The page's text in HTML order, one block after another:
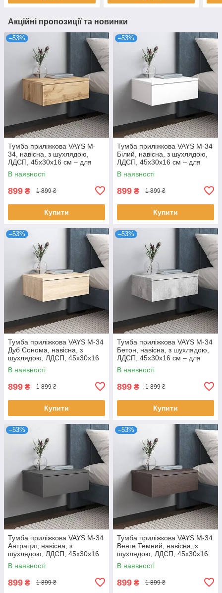
Акційні пропозиції та новинки
–53%
Тумба приліжкова VAYS M-
34, навісна, з шухлядою,
ЛДСП, 45х30х16 см – для
спальні
В наявності
899 ₴ 1 899 ₴
Купити
–53%
Тумба приліжкова VAYS M-34
Білий, навісна, з шухлядою,
ЛДСП, 45х30х16 см – для
спальні
В наявності
899 ₴ 1 899 ₴
Купити
–53%
Тумба приліжкова VAYS M-34
Дуб Сонома, навісна, з
шухлядою, ЛДСП, 45х30х16
см – для спальні
В наявності
899 ₴ 1 899 ₴
Купити
–53%
Тумба приліжкова VAYS M-34
Бетон, навісна, з шухлядою,
ЛДСП, 45х30х16 см – для
спальні
В наявності
899 ₴ 1 899 ₴
Купити
–53%
Тумба приліжкова VAYS M-34
Антрацит, навісна, з
шухлядою, ЛДСП, 45х30х16
см – для спальні
В наявності
899 ₴ 1 899 ₴
–53%
Тумба приліжкова VAYS M-34
Венге Темний, навісна, з
шухлядою, ЛДСП, 45х30х16
см – для спальні
В наявності
899 ₴ 1 899 ₴